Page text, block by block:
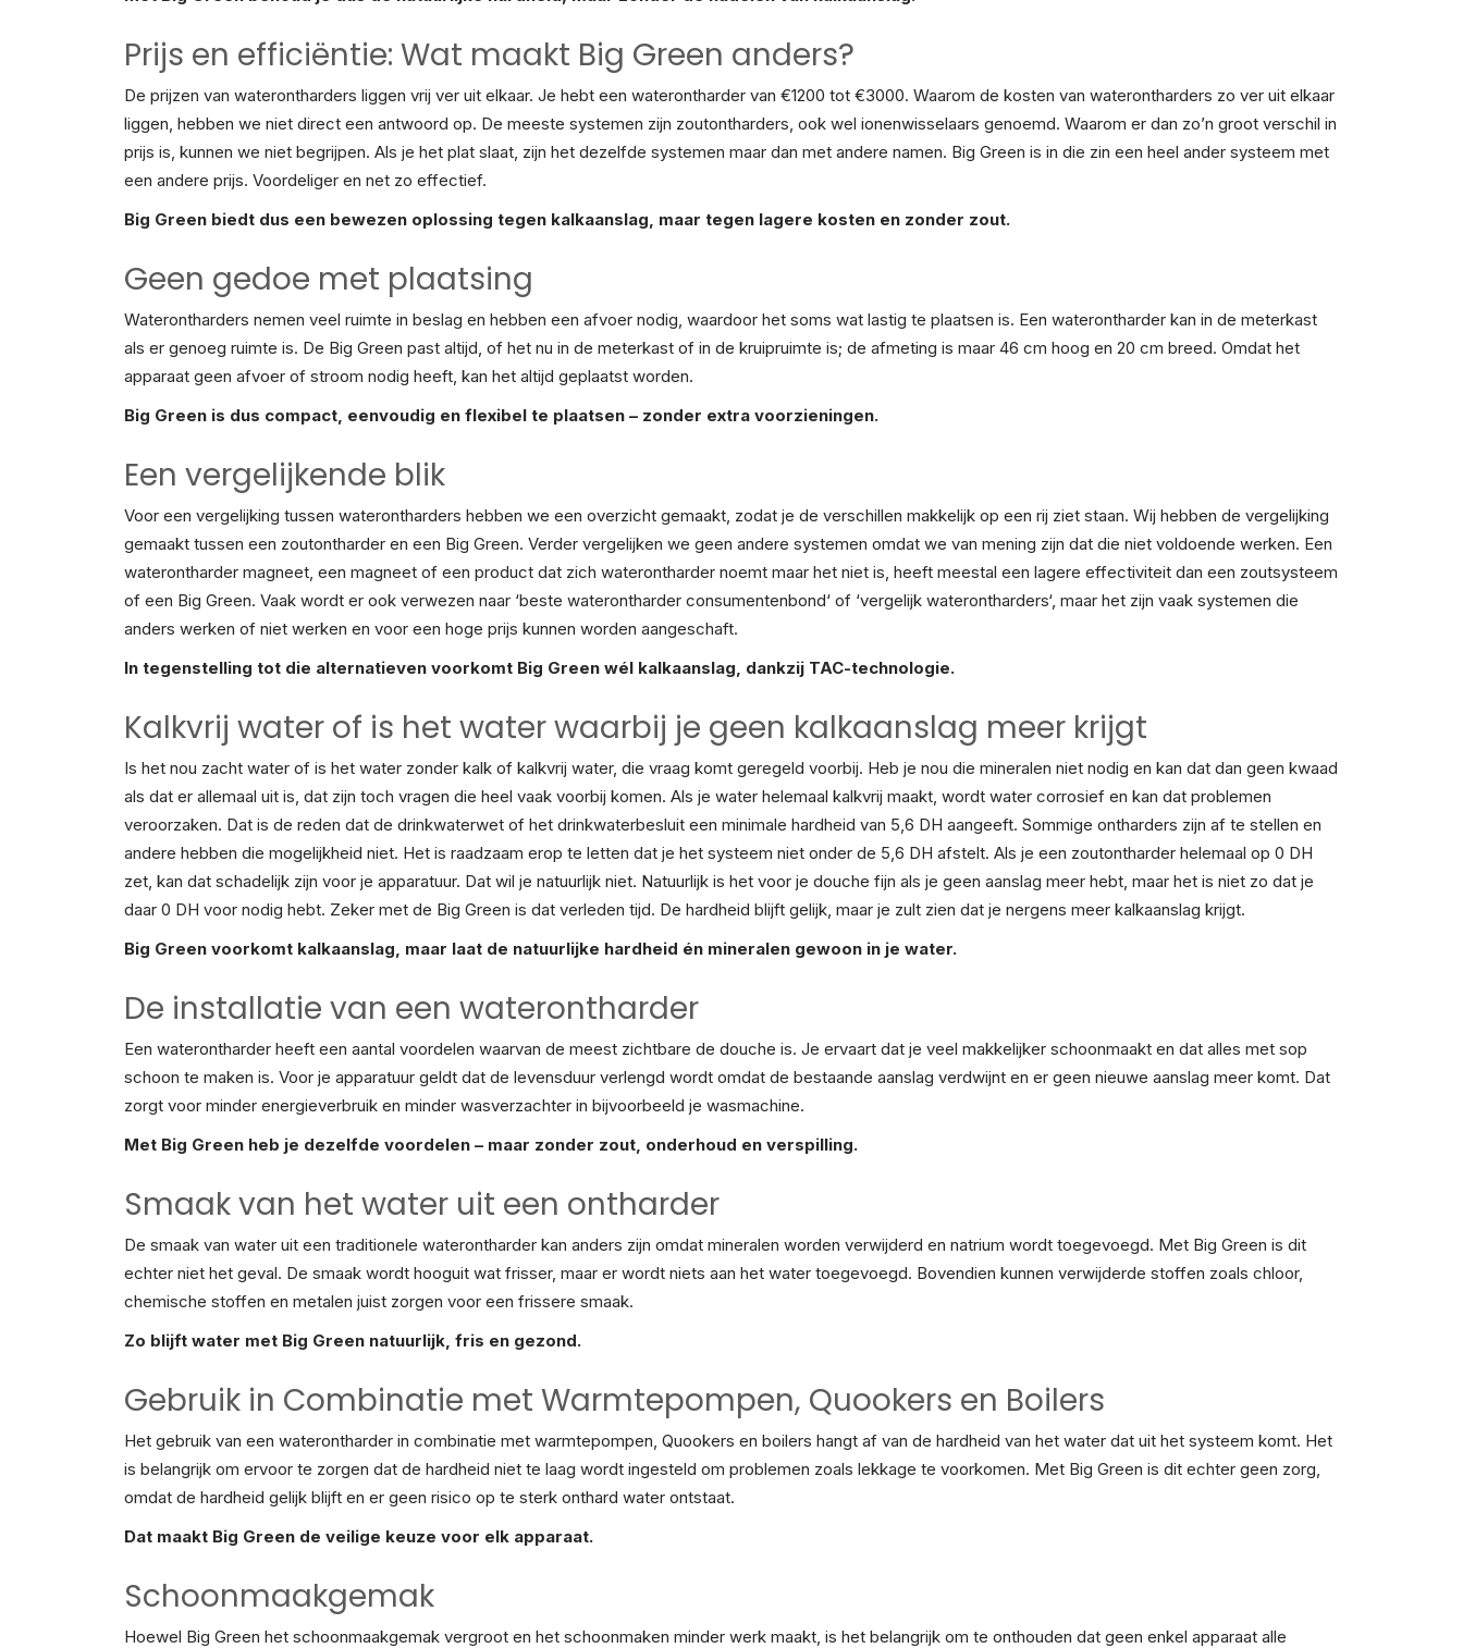
Prijs en efficiëntie: Wat maakt Big Green anders?
De prijzen van waterontharders liggen vrij ver uit elkaar. Je hebt een waterontharder van €1200 tot €3000. Waarom de kosten van waterontharders zo ver uit elkaar
liggen, hebben we niet direct een antwoord op. De meeste systemen zijn zoutontharders, ook wel ionenwisselaars genoemd. Waarom er dan zo’n groot verschil in
prijs is, kunnen we niet begrijpen. Als je het plat slaat, zijn het dezelfde systemen maar dan met andere namen. Big Green is in die zin een heel ander systeem met
een andere prijs. Voordeliger en net zo effectief.
Big Green biedt dus een bewezen oplossing tegen kalkaanslag, maar tegen lagere kosten en zonder zout.
Geen gedoe met plaatsing
Waterontharders nemen veel ruimte in beslag en hebben een afvoer nodig, waardoor het soms wat lastig te plaatsen is. Een waterontharder kan in de meterkast
als er genoeg ruimte is. De Big Green past altijd, of het nu in de meterkast of in de kruipruimte is; de afmeting is maar 46 cm hoog en 20 cm breed. Omdat het
apparaat geen afvoer of stroom nodig heeft, kan het altijd geplaatst worden.
Big Green is dus compact, eenvoudig en flexibel te plaatsen – zonder extra voorzieningen.
Een vergelijkende blik
Voor een vergelijking tussen waterontharders hebben we een overzicht gemaakt, zodat je de verschillen makkelijk op een rij ziet staan. Wij hebben de vergelijking
gemaakt tussen een zoutontharder en een Big Green. Verder vergelijken we geen andere systemen omdat we van mening zijn dat die niet voldoende werken. Een
waterontharder magneet, een magneet of een product dat zich waterontharder noemt maar het niet is, heeft meestal een lagere effectiviteit dan een zoutsysteem
of een Big Green. Vaak wordt er ook verwezen naar ‘beste waterontharder consumentenbond‘ of ‘vergelijk waterontharders‘, maar het zijn vaak systemen die
anders werken of niet werken en voor een hoge prijs kunnen worden aangeschaft.
In tegenstelling tot die alternatieven voorkomt Big Green wél kalkaanslag, dankzij TAC-technologie.
Kalkvrij water of is het water waarbij je geen kalkaanslag meer krijgt
Is het nou zacht water of is het water zonder kalk of kalkvrij water, die vraag komt geregeld voorbij. Heb je nou die mineralen niet nodig en kan dat dan geen kwaad
als dat er allemaal uit is, dat zijn toch vragen die heel vaak voorbij komen. Als je water helemaal kalkvrij maakt, wordt water corrosief en kan dat problemen
veroorzaken. Dat is de reden dat de drinkwaterwet of het drinkwaterbesluit een minimale hardheid van 5,6 DH aangeeft. Sommige ontharders zijn af te stellen en
andere hebben die mogelijkheid niet. Het is raadzaam erop te letten dat je het systeem niet onder de 5,6 DH afstelt. Als je een zoutontharder helemaal op 0 DH
zet, kan dat schadelijk zijn voor je apparatuur. Dat wil je natuurlijk niet. Natuurlijk is het voor je douche fijn als je geen aanslag meer hebt, maar het is niet zo dat je
daar 0 DH voor nodig hebt. Zeker met de Big Green is dat verleden tijd. De hardheid blijft gelijk, maar je zult zien dat je nergens meer kalkaanslag krijgt.
Big Green voorkomt kalkaanslag, maar laat de natuurlijke hardheid én mineralen gewoon in je water.
De installatie van een waterontharder
Een waterontharder heeft een aantal voordelen waarvan de meest zichtbare de douche is. Je ervaart dat je veel makkelijker schoonmaakt en dat alles met sop
schoon te maken is. Voor je apparatuur geldt dat de levensduur verlengd wordt omdat de bestaande aanslag verdwijnt en er geen nieuwe aanslag meer komt. Dat
zorgt voor minder energieverbruik en minder wasverzachter in bijvoorbeeld je wasmachine.
Met Big Green heb je dezelfde voordelen – maar zonder zout, onderhoud en verspilling.
Smaak van het water uit een ontharder
De smaak van water uit een traditionele waterontharder kan anders zijn omdat mineralen worden verwijderd en natrium wordt toegevoegd. Met Big Green is dit
echter niet het geval. De smaak wordt hooguit wat frisser, maar er wordt niets aan het water toegevoegd. Bovendien kunnen verwijderde stoffen zoals chloor,
chemische stoffen en metalen juist zorgen voor een frissere smaak.
Zo blijft water met Big Green natuurlijk, fris en gezond.
Gebruik in Combinatie met Warmtepompen, Quookers en Boilers
Het gebruik van een waterontharder in combinatie met warmtepompen, Quookers en boilers hangt af van de hardheid van het water dat uit het systeem komt. Het
is belangrijk om ervoor te zorgen dat de hardheid niet te laag wordt ingesteld om problemen zoals lekkage te voorkomen. Met Big Green is dit echter geen zorg,
omdat de hardheid gelijk blijft en er geen risico op te sterk onthard water ontstaat.
Dat maakt Big Green de veilige keuze voor elk apparaat.
Schoonmaakgemak
Hoewel Big Green het schoonmaakgemak vergroot en het schoonmaken minder werk maakt, is het belangrijk om te onthouden dat geen enkel apparaat alle